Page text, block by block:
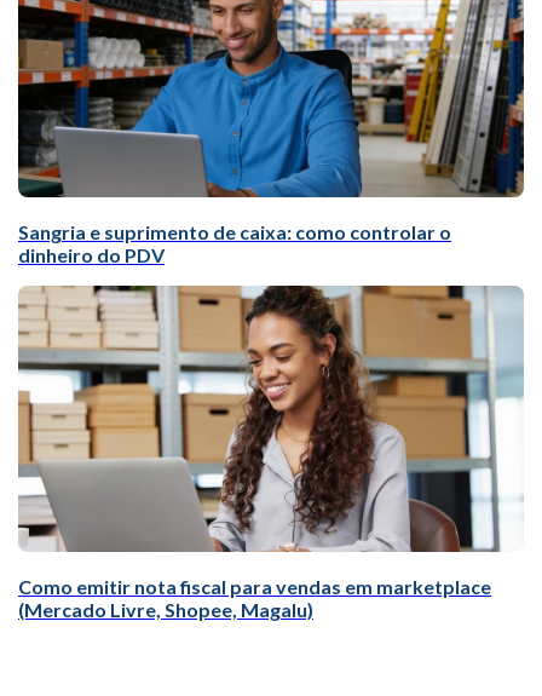
Sangria e suprimento de caixa: como controlar o
dinheiro do PDV
Como emitir nota fiscal para vendas em marketplace
(Mercado Livre, Shopee, Magalu)